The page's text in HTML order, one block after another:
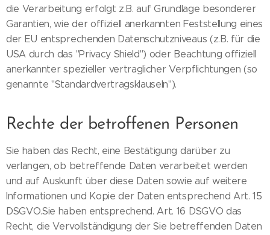
die Verarbeitung erfolgt z.B. auf Grundlage besonderer
Garantien, wie der offiziell anerkannten Feststellung eines
der EU entsprechenden Datenschutzniveaus (z.B. für die
USA durch das "Privacy Shield") oder Beachtung offiziell
anerkannter spezieller vertraglicher Verpflichtungen (so
genannte "Standardvertragsklauseln").
Rechte der betroffenen Personen
Sie haben das Recht, eine Bestätigung darüber zu
verlangen, ob betreffende Daten verarbeitet werden
und auf Auskunft über diese Daten sowie auf weitere
Informationen und Kopie der Daten entsprechend Art. 15
DSGVO.Sie haben entsprechend. Art. 16 DSGVO das
Recht, die Vervollständigung der Sie betreffenden Daten